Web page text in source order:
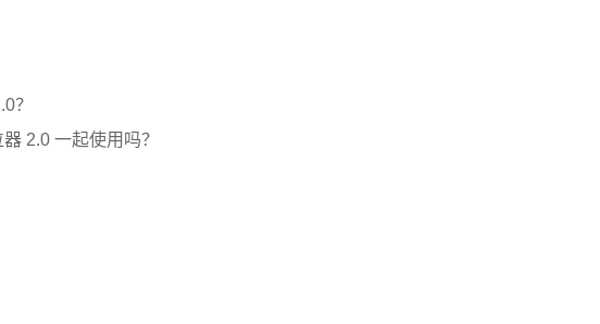
？
2.0 一起使用吗？